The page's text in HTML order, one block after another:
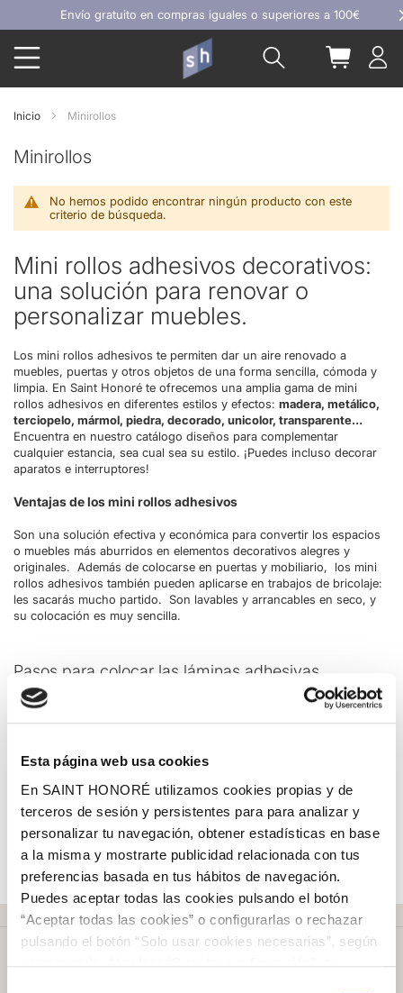
Esta página web usa cookies
En SAINT HONORÉ utilizamos cookies propias y de
terceros de sesión y persistentes para para analizar y
personalizar tu navegación, obtener estadísticas en base
a la misma y mostrarte publicidad relacionada con tus
preferencias basada en tus hábitos de navegación.
Puedes aceptar todas las cookies pulsando el botón
“Aceptar todas las cookies” o configurarlas o rechazar
pulsando el botón “Solo usar cookies necesarias”, según
Ir
al
contenido
Envío gratuito en compras iguales o superiores a 100€
Buscar Mi
Inicio Minirollos
Minirollos
No hemos podido encontrar ningún producto con este
criterio de búsqueda.
Mini rollos adhesivos decorativos:
una solución para renovar o
personalizar muebles.
Los mini rollos adhesivos te permiten dar un aire renovado a
muebles, puertas y otros objetos de una forma sencilla, cómoda y
limpia. En Saint Honoré te ofrecemos una amplia gama de mini
rollos adhesivos en diferentes estilos y efectos: madera, metálico,
terciopelo, mármol, piedra, decorado, unicolor, transparente…
Encuentra en nuestro catálogo diseños para complementar
cualquier estancia, sea cual sea su estilo. ¡Puedes incluso decorar
aparatos e interruptores!
Ventajas de los mini rollos adhesivos
Son una solución efectiva y económica para convertir los espacios
o muebles más aburridos en elementos decorativos alegres y
originales. Además de colocarse en puertas y mobiliario, los mini
rollos adhesivos también pueden aplicarse en trabajos de bricolaje:
les sacarás mucho partido. Son lavables y arrancables en seco, y
su colocación es muy sencilla.
Pasos para colocar las láminas adhesivas
Se instalan en solo tres pasos:
Toma medidas del mueble donde quieras aplicar el mini rollo
Retira un poco de papel del reverso del mini rollo adhesivo,
colócalo por un borde y pégalo.
Continúa retirando el resto del papel del reverso y presiona
la lámina autoadhesiva sobre la superficie, puedes hacerlo
con la ayuda de un paño suave.